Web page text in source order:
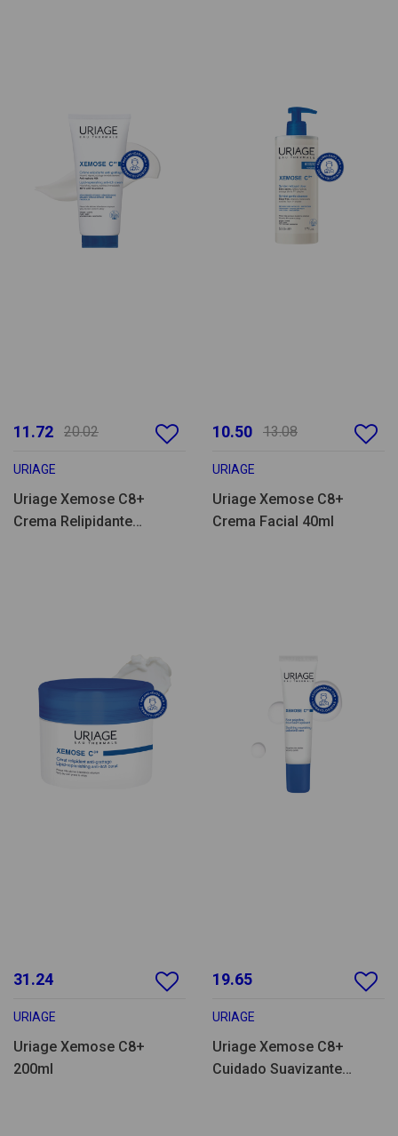
11.72 20.02
URIAGE
Uriage Xemose C8+
Crema Relipidante
10.50 13.08
URIAGE
Uriage Xemose C8+
Crema Facial 40ml
31.24
URIAGE
Uriage Xemose C8+
200ml
19.65
URIAGE
Uriage Xemose C8+
Cuidado Suavizante